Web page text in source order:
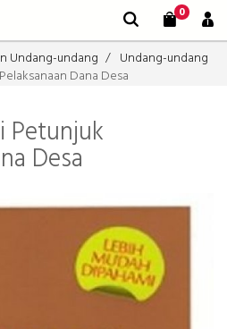
0
Undang-undang
Undang-undang
Dana Desa
Petunjuk
Desa